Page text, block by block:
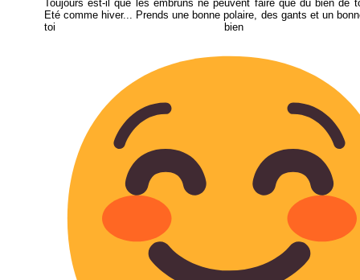
Toujours est-il que les embruns ne peuvent faire que du bien de
Eté comme hiver... Prends une bonne polaire, des gants et un
toi